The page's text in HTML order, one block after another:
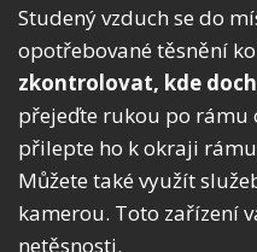
Studený vzduch se do
opotřebované těsnění
zkontrolovat, kde
přejeďte rukou po rámu
přilepte ho k okraji
Můžete také využít
kamerou. Toto zařízení
netěsnosti.